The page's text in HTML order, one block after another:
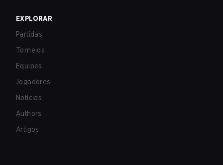
EXPLORAR
Partidas
Torneios
Equipes
Jogadores
Notícias
Authors
Artigos